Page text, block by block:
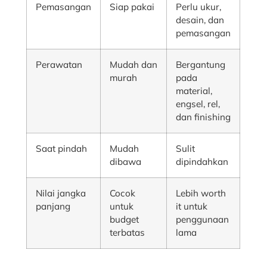
Pemasangan Siap pakai
Perlu ukur,
desain, dan
pemasangan
Perawatan
Mudah dan
murah
Bergantung
pada
material,
engsel, rel,
dan finishing
Saat pindah
Mudah
dibawa
Sulit
dipindahkan
Nilai jangka
panjang
Cocok
untuk
budget
terbatas
Lebih worth
it untuk
penggunaan
lama